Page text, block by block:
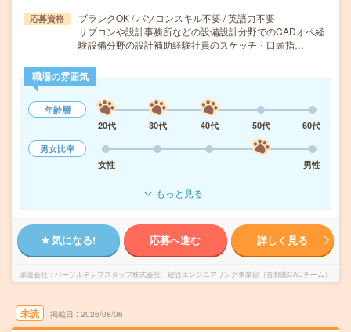
応募資格
ブランクOK / パソコンスキル不要 / 英語力不要
サブコンや設計事務所などの設備設計分野でのCADオペ経
験設備分野の設計補助経験社員のスケッチ・口頭指…
職場の雰囲気
年齢層
20代
30代 40代 50代
60代
男女比率
女性
男性
もっと見る
気になる! 応募へ進む 詳しく見る
派遣会社 パーソルテンプスタッフ株式会社 建設エンジニアリング事業部（首都圏CADチーム）
未読 掲載日 2026/08/06